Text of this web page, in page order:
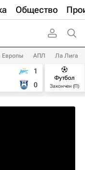
Общество
Европы АПЛ Ла Лига
1
0
Футбол
Закончен (П)